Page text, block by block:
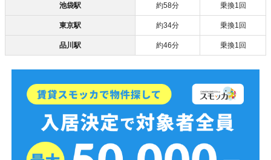
池袋駅 約58分 乗換1回
東京駅 約34分 乗換1回
品川駅 約46分 乗換1回